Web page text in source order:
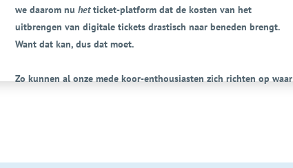
we daarom nu hetticket-platform dat de kosten van het
uitbrengen van digitale tickets drastisch naar beneden brengt.
Want dat kan, dus dat moet.
Zo kunnen al onze mede koor-enthousiasten zich richten op waar